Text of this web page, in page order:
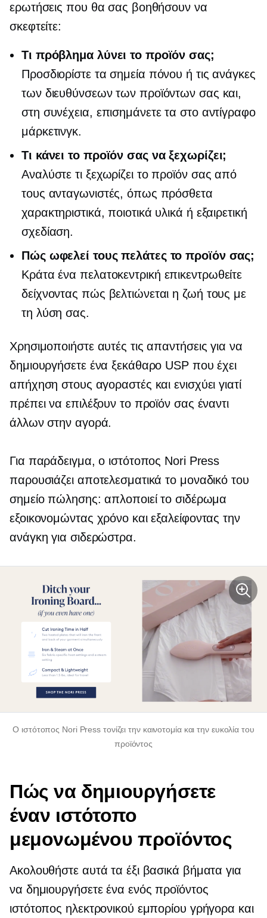
ερωτήσεις που θα σας βοηθήσουν να
σκεφτείτε:
Τι πρόβλημα λύνει το προϊόν σας;
Προσδιορίστε τα σημεία πόνου ή τις ανάγκες
των διευθύνσεων των προϊόντων σας και,
στη συνέχεια, επισημάνετε τα στο αντίγραφο
μάρκετινγκ.
Τι κάνει το προϊόν σας να ξεχωρίζει;
Αναλύστε τι ξεχωρίζει το προϊόν σας από
τους ανταγωνιστές, όπως πρόσθετα
χαρακτηριστικά, ποιοτικά υλικά ή εξαιρετική
σχεδίαση.
Πώς ωφελεί τους πελάτες το προϊόν σας;
Κράτα έναπελατοκεντρική επικεντρωθείτε
δείχνοντας πώς βελτιώνεται η ζωή τους με
τη λύση σας.
Χρησιμοποιήστε αυτές τις απαντήσεις για να
δημιουργήσετε ένα ξεκάθαρο USP που έχει
απήχηση στους αγοραστές και ενισχύει γιατί
πρέπει να επιλέξουν το προϊόν σας έναντι
άλλων στην αγορά.
Για παράδειγμα, ο ιστότοπος Nori Press
παρουσιάζει αποτελεσματικά το μοναδικό του
σημείο πώλησης: απλοποιεί το σιδέρωμα
εξοικονομώντας χρόνο και εξαλείφοντας την
ανάγκη για σιδερώστρα.
Ο ιστότοπος Nori Press τονίζει την καινοτομία και την ευκολία του
προϊόντος
Πώς να δημιουργήσετε
έναν ιστότοπο
μεμονωμένου προϊόντος
Ακολουθήστε αυτά τα έξι βασικά βήματα για
να δημιουργήσετε ένα ενός προϊόντος
ιστότοπος ηλεκτρονικού εμπορίου γρήγορα και